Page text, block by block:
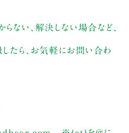
ない、解決しない場合など、
たら、お気軽にお問い合わ